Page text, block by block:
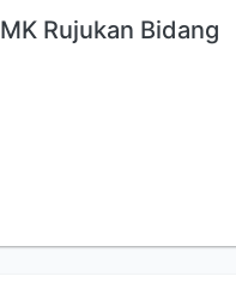
Rujukan Bidang